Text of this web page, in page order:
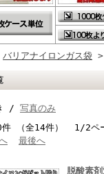
バリアナイロンガス袋
/ 写真のみ
件 （全14件） 1/2ペ
最後へ
脱酸素